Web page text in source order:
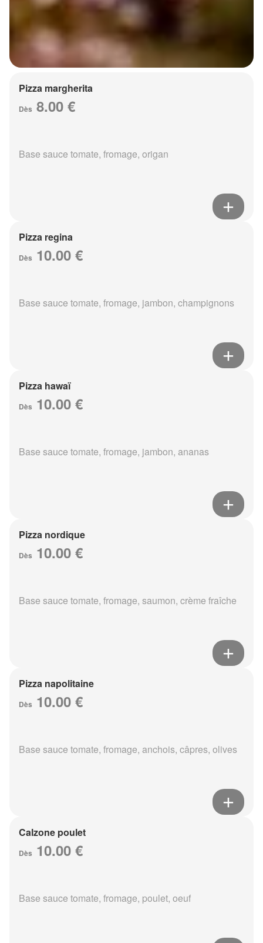
Pizza margherita
Dès 8.00 €
Base sauce tomate, fromage, origan
Pizza regina
Dès 10.00 €
Base sauce tomate, fromage, jambon, champignons
Pizza hawaï
Dès 10.00 €
Base sauce tomate, fromage, jambon, ananas
Pizza nordique
Dès 10.00 €
Base sauce tomate, fromage, saumon, crème fraîche
Pizza napolitaine
Dès 10.00 €
Base sauce tomate, fromage, anchois, câpres, olives
Calzone poulet
Dès 10.00 €
Base sauce tomate, fromage, poulet, oeuf